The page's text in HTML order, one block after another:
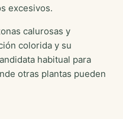
excesivos.
calurosas y
colorida y su
habitual para
otras plantas pueden